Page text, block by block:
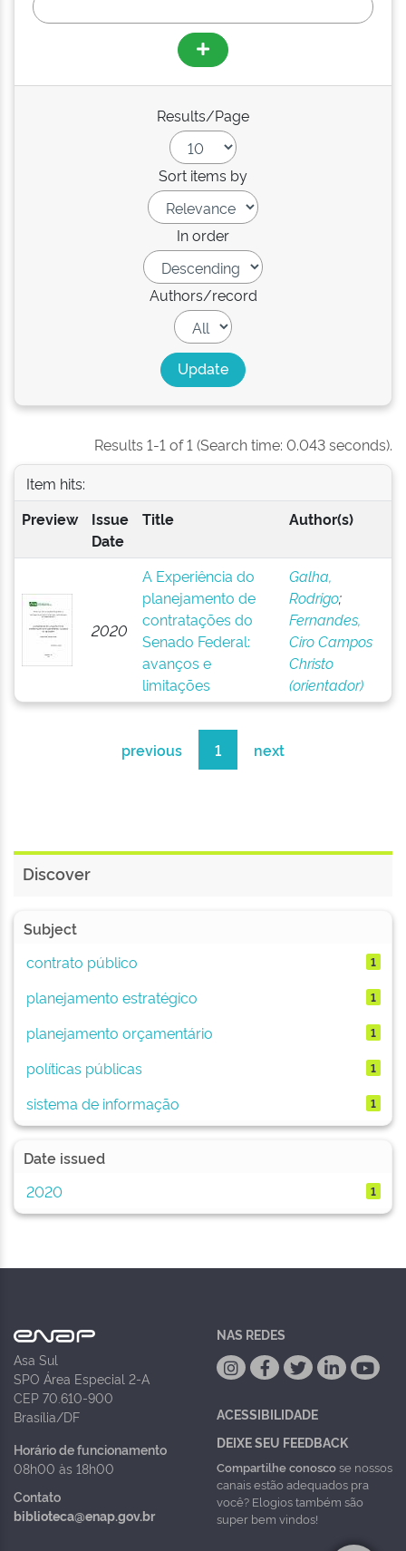
Results/Page
Sort items by
In order
Authors/record
Results 1-1 of 1 (Search time: 0.043 seconds).
Item hits:
Preview
Issue
Date
Title Author(s)
2020
A Experiência do
planejamento de
contratações do
Senado Federal:
avanços e
limitações
Galha,
Rodrigo;
Fernandes,
Ciro Campos
Christo
(orientador)
previous 1 next
Discover
Subject
contrato público
1
planejamento estratégico 1
planejamento orçamentário 1
políticas públicas 1
sistema de informação 1
Date issued
2020
1
Asa Sul
SPO Área Especial 2-A
CEP 70.610-900
Brasília/DF
Horário de funcionamento
08h00 às 18h00
Contato
biblioteca@enap.gov.br
NAS REDES
ACESSIBILIDADE
DEIXE SEU FEEDBACK
Compartilhe conoscose nossos
canais estão adequados pra
você? Elogios também são
super bem vindos!